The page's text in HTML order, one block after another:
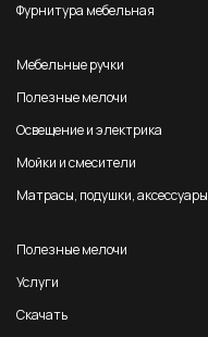
Фурнитура мебельная
Мебельные ручки
Полезные мелочи
Освещение и электрика
Мойки и смесители
Матрасы, подушки, аксессуары
Полезные мелочи
Услуги
Скачать